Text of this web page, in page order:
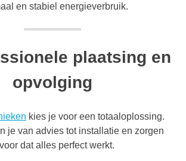
en stabiel energieverbruik.
plaatsing en
opvolging
kies je voor een totaaloplossing.
je van advies tot installatie en zorgen
dat alles perfect werkt.